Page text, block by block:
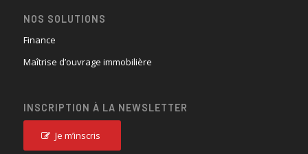
NOS SOLUTIONS
Finance
Maîtrise d’ouvrage immobilière
INSCRIPTION À LA NEWSLETTER
Je m’inscris